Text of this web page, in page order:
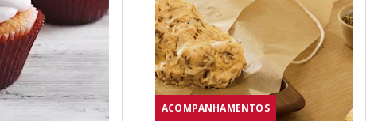
ACOMPANHAMENTOS